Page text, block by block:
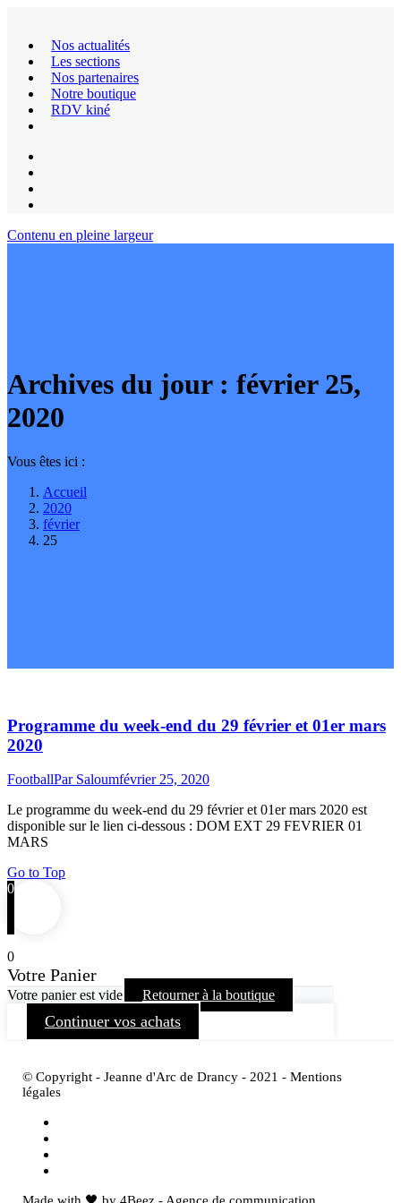
Nos actualités
Les sections
Nos partenaires
Notre boutique
RDV kiné
Contenu en pleine largeur
Archives du jour : février 25,
2020
Vous êtes ici :
Accueil
2020
février
25
Programme du week-end du 29 février et 01er mars
2020
FootballPar Saloumfévrier 25, 2020
Le programme du week-end du 29 février et 01er mars 2020 est
disponible sur le lien ci-dessous : DOM EXT 29 FEVRIER 01
MARS
Go to Top
0
0
Votre Panier
Votre panier est vide Retourner à la boutique
Continuer vos achats
© Copyright - Jeanne d'Arc de Drancy - 2021 - Mentions
légales